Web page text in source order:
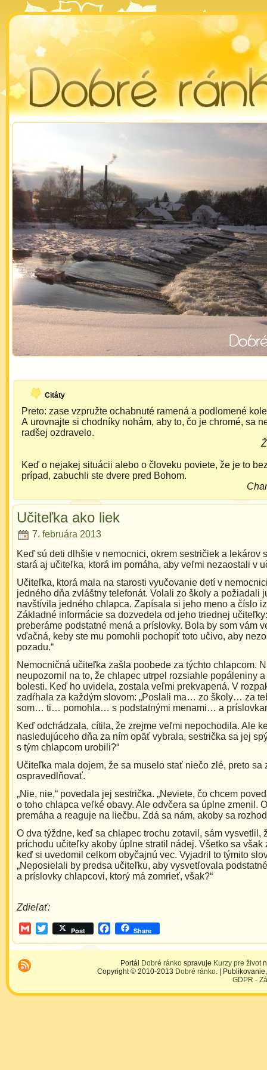
Citáty
Preto: zase vzpružte ochabnuté ramená a podlomené
A urovnajte si chodníky nohám, aby to, čo je chromé, sa
radšej ozdravelo.
Keď o nejakej situácii alebo o človeku poviete, že je to
prípad, zabuchli ste dvere pred Bohom.
Učiteľka ako liek
7. februára 2013
Keď sú deti dlhšie v nemocnici, okrem sestričiek a lekárov
stará aj učiteľka, ktorá im pomáha, aby veľmi nezaostali v
Učiteľka, ktorá mala na starosti vyučovanie detí v
jedného dňa zvláštny telefonát. Volali zo školy a požiadali
navštívila jedného chlapca. Zapísala si jeho meno a číslo
Základné informácie sa dozvedela od jeho triednej
preberáme podstatné mená a príslovky. Bola by som vám
vďačná, keby ste mu pomohli pochopiť toto učivo, aby
pozadu.“
Nemocničná učiteľka zašla poobede za týchto chlapcom.
neupozornil na to, že chlapec utrpel rozsiahle popáleniny
bolesti. Keď ho uvidela, zostala veľmi prekvapená. V
zadŕhala za každým slovom: „Poslali ma… zo školy… za
som… ti… pomohla… s podstatnými menami… a
Keď odchádzala, cítila, že zrejme veľmi nepochodila. Ale
nasledujúceho dňa za ním opäť vybrala, sestrička sa jej
s tým chlapcom urobili?“
Učiteľka mala dojem, že sa muselo stať niečo zlé, preto sa
ospravedlňovať.
„Nie, nie,“ povedala jej sestrička. „Neviete, čo chcem
o toho chlapca veľké obavy. Ale odvčera sa úplne zmenil.
premáha a reaguje na liečbu. Zdá sa nám, akoby sa
O dva týždne, keď sa chlapec trochu zotavil, sám vysvetlil,
príchodu učiteľky akoby úplne stratil nádej. Všetko sa však
keď si uvedomil celkom obyčajnú vec. Vyjadril to týmito
„Neposielali by predsa učiteľku, aby vysvetľovala
a príslovky chlapcovi, ktorý má zomrieť, však?“
Zdieľať:
GmailTwitterPost Facebook
Share
Portál Dobré ránko spravuje Kurzy pre život
Copyright © 2010-2013 Dobré ránko. |
GDPR -